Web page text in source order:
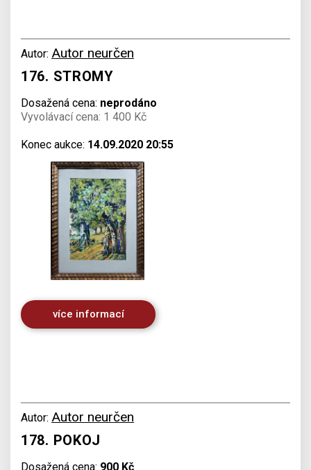
Autor: Autor neurčen
176. STROMY
Dosažená cena: neprodáno
Vyvolávací cena: 1 400 Kč
Konec aukce: 14.09.2020 20:55
více informací
Autor: Autor neurčen
178. POKOJ
Dosažená cena: 900 Kč